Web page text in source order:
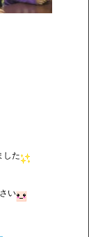
した
い